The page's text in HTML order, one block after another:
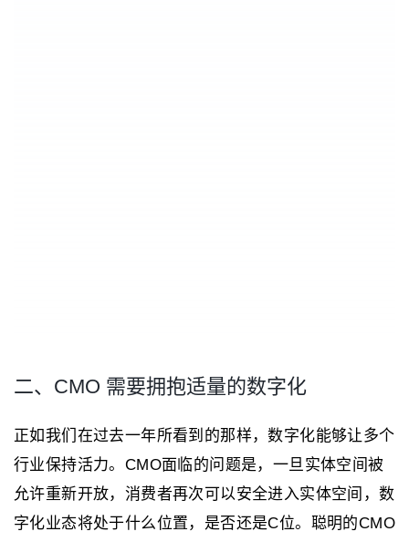
二、CMO 需要拥抱适量的数字化
正如我们在过去一年所看到的那样，数字化能够让多个
行业保持活力。CMO面临的问题是，一旦实体空间被
允许重新开放，消费者再次可以安全进入实体空间，数
字化业态将处于什么位置，是否还是C位。聪明的CMO